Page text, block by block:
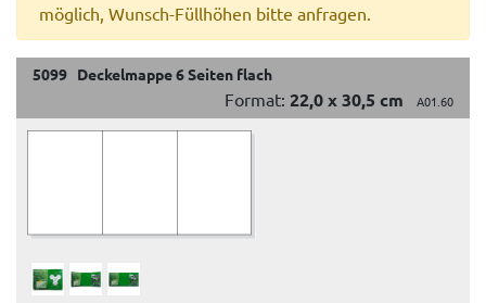
möglich, Wunsch-Füllhöhen bitte anfragen.
5099 Deckelmappe 6 Seiten flach
Format: 22,0 x 30,5 cm A01.60